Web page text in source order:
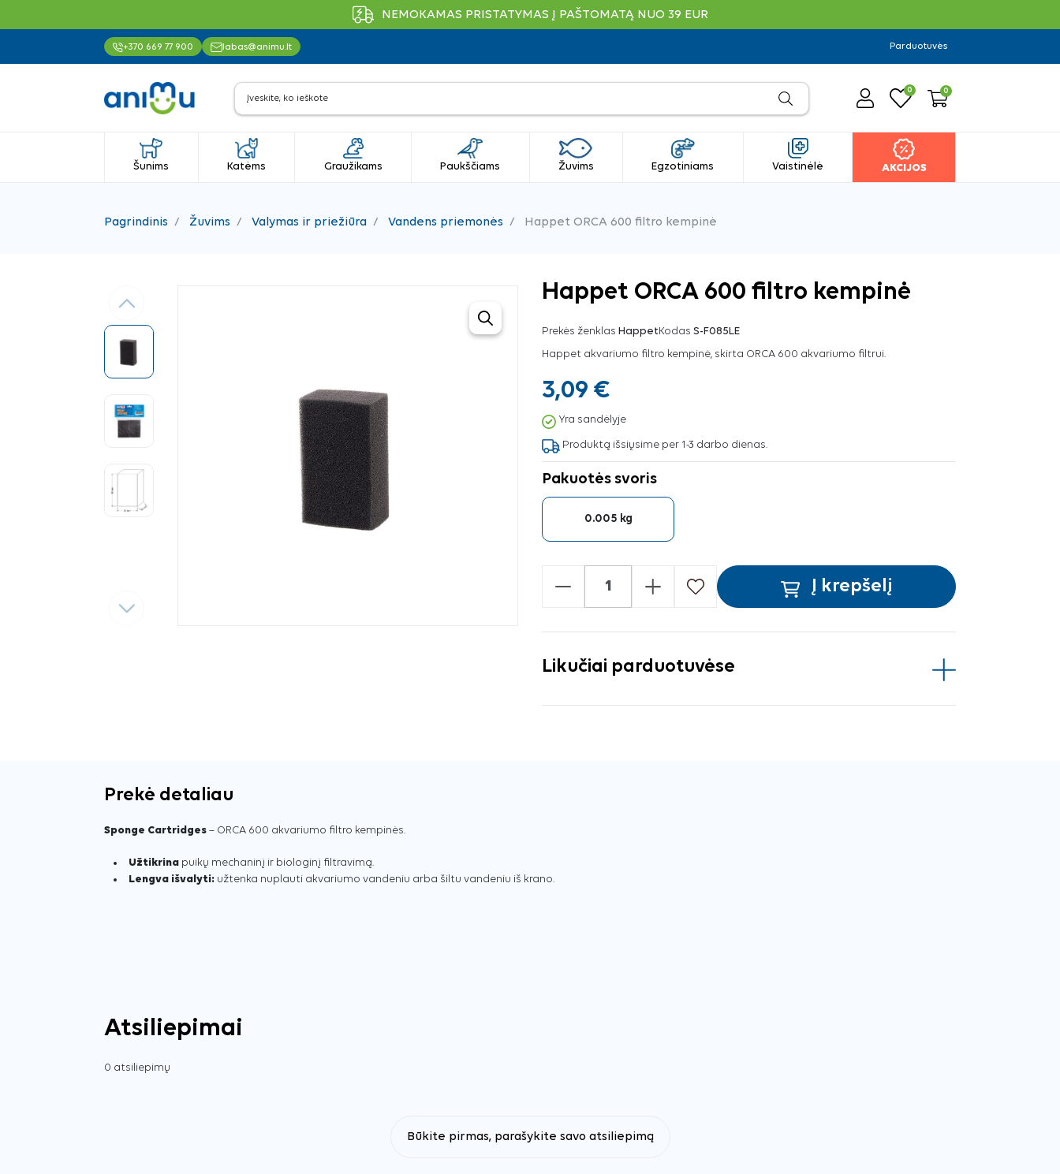
NEMOKAMAS PRISTATYMAS Į PAŠTOMATĄ NUO 39 EUR
+370 669 77 900 labas@animu.lt Parduotuvės
0 0
Šunims Katėms Graužikams Paukščiams Žuvims Egzotiniams Vaistinėlė AKCIJOS
Pagrindinis Žuvims Valymas ir priežiūra Vandens priemonės Happet ORCA 600 filtro kempinė
Ankstesnis
Tęsti
Happet ORCA 600 filtro kempinė
Prekės ženklas HappetKodas S-F085LE
Happet akvariumo filtro kempinė, skirta ORCA 600 akvariumo filtrui.
3,09 €
Yra sandėlyje
Produktą išsiųsime per 1-3 darbo dienas.
Pakuotės svoris
0.005 kg
- + Į krepšelį
Likučiai parduotuvėse
Prekė detaliau
Sponge Cartridges – ORCA 600 akvariumo filtro kempinės.
Užtikrina puikų mechaninį ir biologinį filtravimą.
Lengva išvalyti: užtenka nuplauti akvariumo vandeniu arba šiltu vandeniu iš krano.
Atsiliepimai
0 atsiliepimų
Būkite pirmas, parašykite savo atsiliepimą